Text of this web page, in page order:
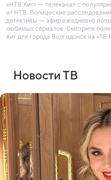
«НТВ Хит» — телеканал с
от НТВ. Полицеские
детективы — эфир ежедневно
любимых сериалов. Смотрите
Хит для города Волгодонск на «ТВ
Новости ТВ